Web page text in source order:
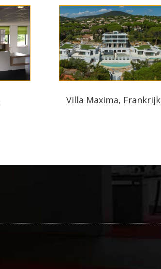
Villa Maxima, Frankrijk